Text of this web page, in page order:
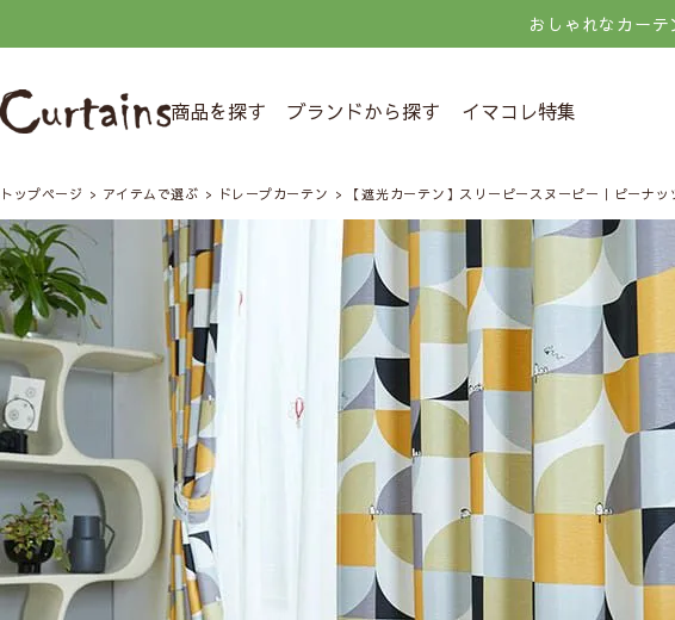
おしゃれなカー
商品を探す ブランドから探す イマコレ特集
トップページ アイテムで選ぶ ドレープカーテン 【遮光カーテン】スリーピースヌーピー｜ピーナッ